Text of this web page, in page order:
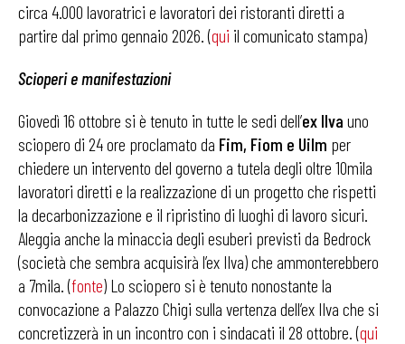
circa 4.000 lavoratrici e lavoratori dei ristoranti diretti a
partire dal primo gennaio 2026. (qui il comunicato stampa)
Scioperi e manifestazioni
Giovedì 16 ottobre si è tenuto in tutte le sedi dell’ex Ilva uno
sciopero di 24 ore proclamato da Fim, Fiom e Uilm per
chiedere un intervento del governo a tutela degli oltre 10mila
lavoratori diretti e la realizzazione di un progetto che rispetti
la decarbonizzazione e il ripristino di luoghi di lavoro sicuri.
Aleggia anche la minaccia degli esuberi previsti da Bedrock
(società che sembra acquisirà l’ex Ilva) che ammonterebbero
a 7mila. (fonte) Lo sciopero si è tenuto nonostante la
convocazione a Palazzo Chigi sulla vertenza dell’ex Ilva che si
concretizzerà in un incontro con i sindacati il 28 ottobre. (qui